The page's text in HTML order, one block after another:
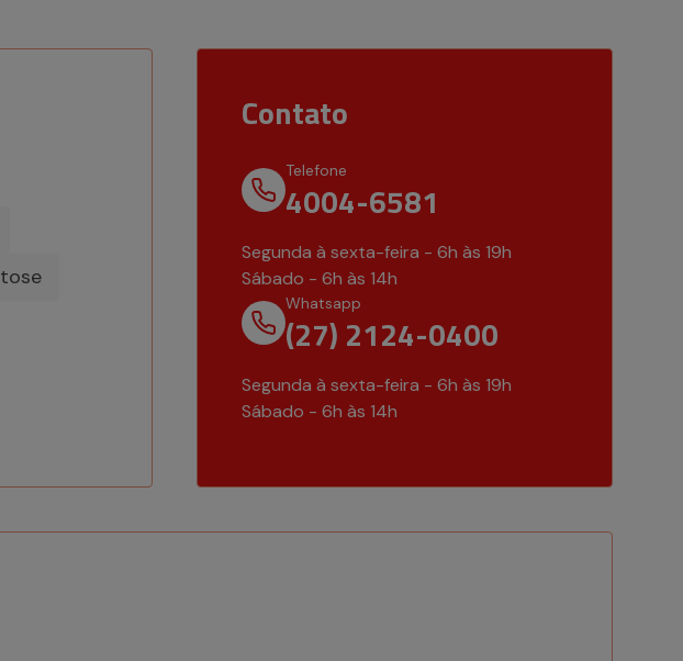
Contato
Telefone
4004-6581
Segunda à sexta-feira - 6h às 19h
Sábado - 6h às 14h
Whatsapp
(27) 2124-0400
Segunda à sexta-feira - 6h às 19h
Sábado - 6h às 14h